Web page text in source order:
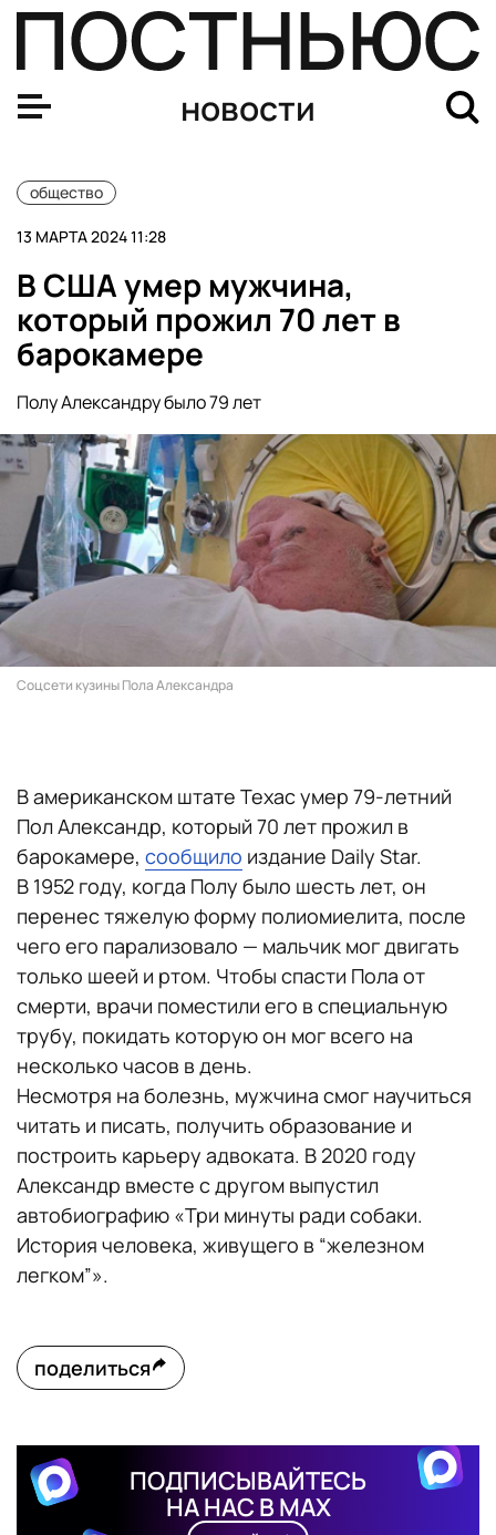
новости
общество
13 МАРТА 2024 11:28
В США умер мужчина,
который прожил 70 лет в
барокамере
Полу Александру было 79 лет
Соцсети кузины Пола Александра
В американском штате Техас умер 79-летний
Пол Александр, который 70 лет прожил в
барокамере, сообщило издание Daily Star.
В 1952 году, когда Полу было шесть лет, он
перенес тяжелую форму полиомиелита, после
чего его парализовало — мальчик мог двигать
только шеей и ртом. Чтобы спасти Пола от
смерти, врачи поместили его в специальную
трубу, покидать которую он мог всего на
несколько часов в день.
Несмотря на болезнь, мужчина смог научиться
читать и писать, получить образование и
построить карьеру адвоката. В 2020 году
Александр вместе с другом выпустил
автобиографию «Три минуты ради собаки.
История человека, живущего в “железном
легком”».
поделиться
ПОДПИСЫВАЙТЕСЬ
НА НАС В MAX
Путин подписал закон о запрете рекламы на ресурсах